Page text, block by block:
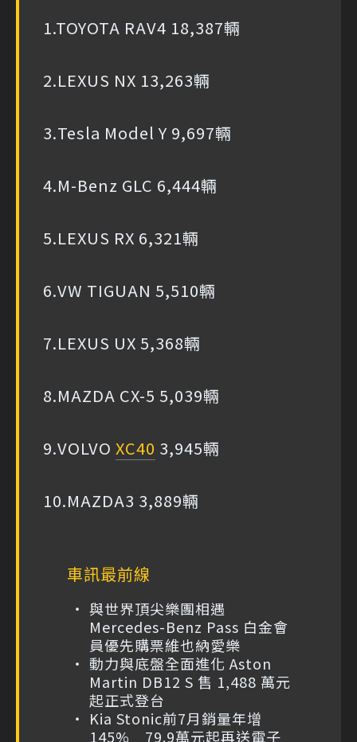
1.TOYOTA RAV4 18,387輛
2.LEXUS NX 13,263輛
3.Tesla Model Y 9,697輛
4.M-Benz GLC 6,444輛
5.LEXUS RX 6,321輛
6.VW TIGUAN 5,510輛
7.LEXUS UX 5,368輛
8.MAZDA CX-5 5,039輛
9.VOLVO XC40 3,945輛
10.MAZDA3 3,889輛
車訊最前線
與世界頂尖樂團相遇
Mercedes-Benz Pass 白金會
員優先購票維也納愛樂
動力與底盤全面進化 Aston
Martin DB12 S 售 1,488 萬元
起正式登台
Kia Stonic前7月銷量年增
145% 79.9萬元起再送電子